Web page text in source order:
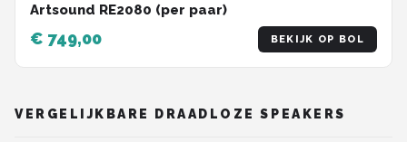
Artsound RE2080 (per paar)
€ 749,00 BEKIJK OP BOL
VERGELIJKBARE DRAADLOZE SPEAKERS